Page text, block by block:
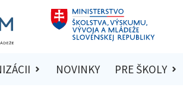
NOVINKY PRE ŠKOLY